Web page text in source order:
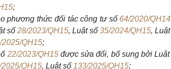
;
phương thức đối tác công tư số 64/2020/QH14
số 28/2023/QH15, Luật số 35/2024/QH15,
2025/QH15;
22/2023/QH15được sửa đổi, bổ sung bởi Luật
2025/QH15, Luật số 133/2025/QH15;